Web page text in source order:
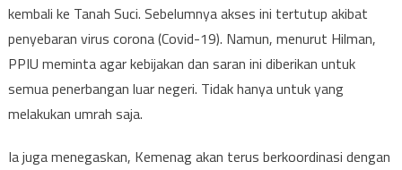
kembali ke Tanah Suci. Sebelumnya akses ini tertutup akibat
penyebaran virus corona (Covid-19). Namun, menurut Hilman,
PPIU meminta agar kebijakan dan saran ini diberikan untuk
semua penerbangan luar negeri. Tidak hanya untuk yang
melakukan umrah saja.
Ia juga menegaskan, Kemenag akan terus berkoordinasi dengan